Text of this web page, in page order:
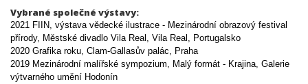
Vybrané společné výstavy:
2021 FIIN, výstava vědecké ilustrace - Mezinárodní obrazový festival
přírody, Městské divadlo Vila Real, Vila Real, Portugalsko
2020 Grafika roku, Clam-Gallasův palác, Praha
2019 Mezinárodní malířské sympozium, Malý formát - Krajina, Galerie
výtvarného umění Hodonín